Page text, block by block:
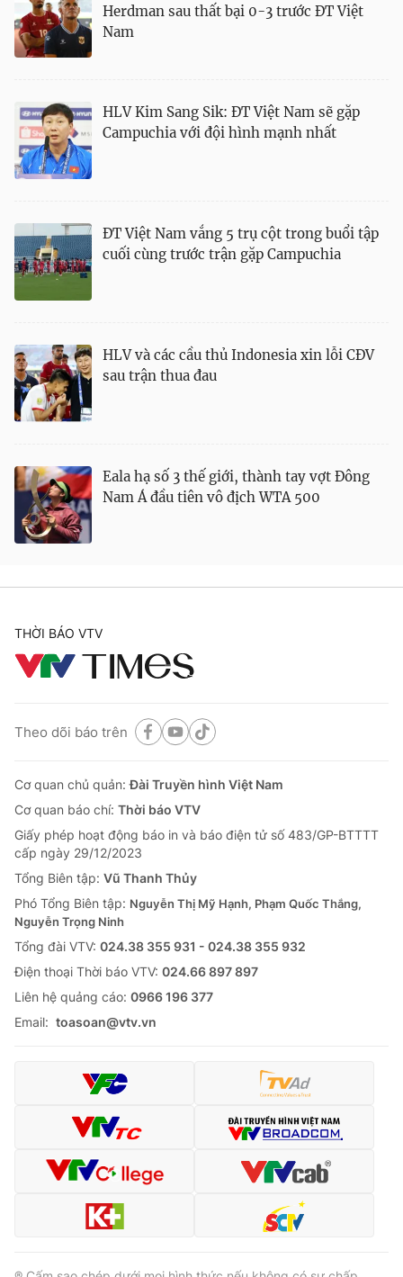
Herdman sau thất bại 0-3 trước ĐT Việt
Nam
HLV Kim Sang Sik: ĐT Việt Nam sẽ gặp
Campuchia với đội hình mạnh nhất
ĐT Việt Nam vắng 5 trụ cột trong buổi tập
cuối cùng trước trận gặp Campuchia
HLV và các cầu thủ Indonesia xin lỗi CĐV
sau trận thua đau
Eala hạ số 3 thế giới, thành tay vợt Đông
Nam Á đầu tiên vô địch WTA 500
THỜI BÁO VTV
Theo dõi báo trên
Cơ quan chủ quản:Đài Truyền hình Việt Nam
Cơ quan báo chí: Thời báo VTV
Giấy phép hoạt động báo in và báo điện tử số 483/GP-BTTTT
cấp ngày 29/12/2023
Tổng Biên tập: Vũ Thanh Thủy
Phó Tổng Biên tập: Nguyễn Thị Mỹ Hạnh, Phạm Quốc Thắng,
Nguyễn Trọng Ninh
Tổng đài VTV: 024.38 355 931 - 024.38 355 932
Ðiện thoại Thời báo VTV: 024.66 897 897
Liên hệ quảng cáo: 0966 196 377
Email: toasoan@vtv.vn